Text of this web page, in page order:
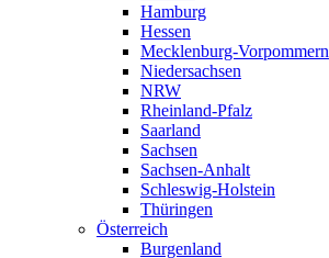
Hamburg
Hessen
Mecklenburg-Vorpommern
Niedersachsen
NRW
Rheinland-Pfalz
Saarland
Sachsen
Sachsen-Anhalt
Schleswig-Holstein
Thüringen
Österreich
Burgenland